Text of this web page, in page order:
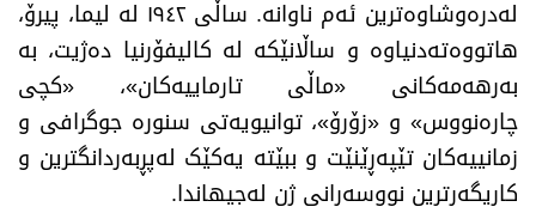
لەدرەوشاوەترین ئەم ناوانە. ساڵی ١٩٤٢ لە لیما، پیرۆ،
هاتووەتەدنیاوە و ساڵانێکە لە کالیفۆرنیا دەژیت، بە
بەرهەمەکانی «ماڵی تارماییەکان»، «کچی
چارەنووس» و «زۆرۆ»، توانیویەتی سنورە جوگرافی و
زمانییەکان تێپەڕێنێت و ببێتە یەکێک لەپڕبەردانگترین و
کاریگەرترین نووسەرانی ژن لەجیهاندا.